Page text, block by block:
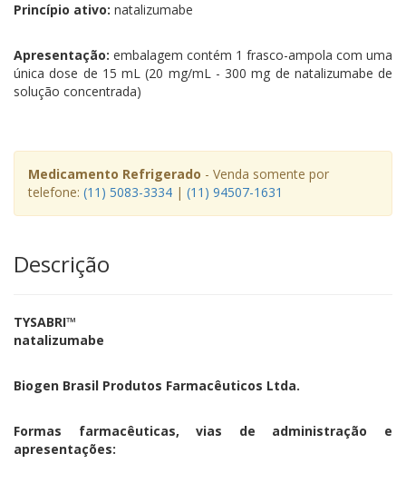
Princípio ativo: natalizumabe
Apresentação: embalagem contém 1 frasco-ampola com uma
única dose de 15 mL (20 mg/mL - 300 mg de natalizumabe de
solução concentrada)
Medicamento Refrigerado - Venda somente por
telefone: (11) 5083-3334 | (11) 94507-1631
Descrição
TYSABRI™
natalizumabe
Biogen Brasil Produtos Farmacêuticos Ltda.
Formas farmacêuticas, vias de administração e
apresentações: